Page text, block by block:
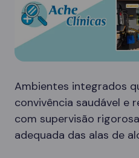
Ambientes integrados
convivência saudável e
com supervisão
adequada das alas de